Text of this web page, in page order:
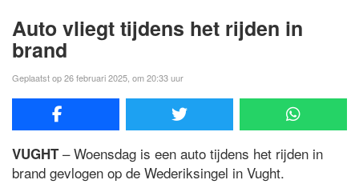
Auto vliegt tijdens het rijden in
brand
Geplaatst op 26 februari 2025, om 20:33 uur
VUGHT– Woensdag is een auto tijdens het rijden in
brand gevlogen op de Wederiksingel in Vught.